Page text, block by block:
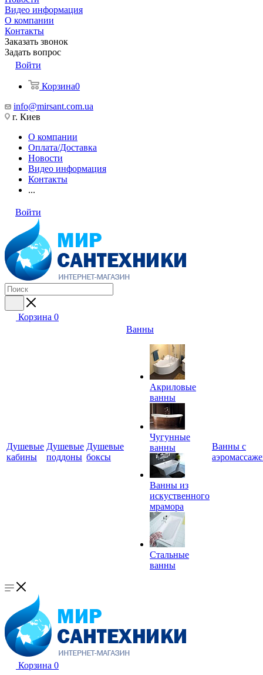
Видео информация
О компании
Контакты
Заказать звонок
Задать вопрос
Войти
Корзина0
info@mirsant.com.ua
г. Киев
О компании
Оплата/Доставка
Новости
Видео информация
Контакты
...
Войти
Корзина 0
Душевые
кабины
Душевые
поддоны
Душевые
боксы
Ванны
Акриловые
ванны
Чугунные
ванны
Ванны из
искуственного
мрамора
Стальные
ванны
Ванны с
Корзина 0